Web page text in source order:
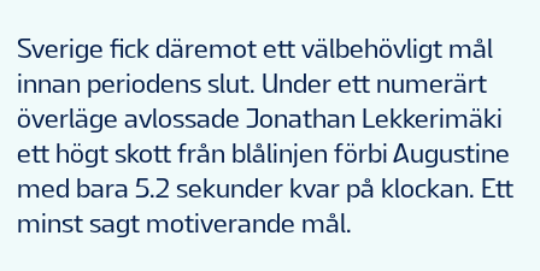
Sverige fick däremot ett välbehövligt mål
innan periodens slut. Under ett numerärt
överläge avlossade Jonathan Lekkerimäki
ett högt skott från blålinjen förbi Augustine
med bara 5.2 sekunder kvar på klockan. Ett
minst sagt motiverande mål.